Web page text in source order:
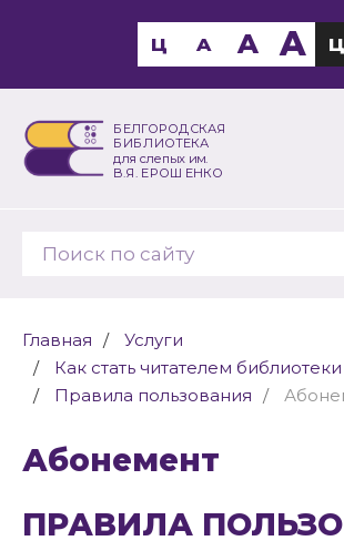
БЕЛГОРОДСКАЯ
БИБЛИОТЕКА
для слепых им.
В.Я. ЕРОШЕНКО
Ц A A A Ц
Главная
Услуги
Как стать читателем библиотеки
Правила пользования
Абонемент
ПРАВИЛА